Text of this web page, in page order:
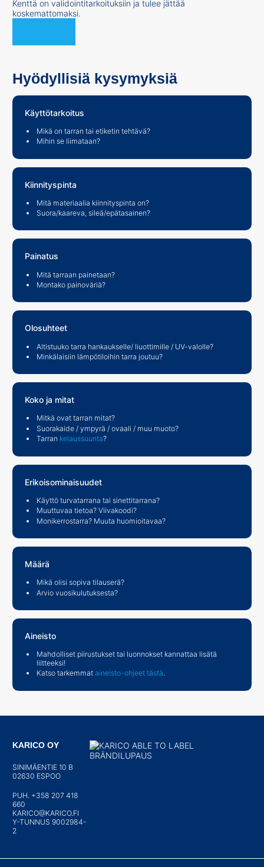
Kenttä on validointitarkoituksiin ja tulee jättää
koskemattomaksi.
Hyödyllisiä kysymyksiä
Käyttötarkoitus
Mikä on tarran tai etiketin tehtävä?
Mihin se liimataan?
Kiinnityspinta
Mitä materiaalia kiinnityspinta on?
Suora/kaareva, sileä/epätasainen?
Painatus
Mitä tarraan painetaan?
Montako painoväriä?
Olosuhteet
Altistuuko tarra hankaukselle/ liuottimille / UV-valolle?
Minkälaisiin lämpötiloihin tarra joutuu?
Koko ja mitat
Mitkä ovat tarran mitat?
Suorakaide / ympyrä / ovaali / muu muoto?
Tarran kelaussuunta?
Erikoisominaisuudet
Käyttö turvatarrana tai sinettitarrana?
Muuttuvaa tietoa? Viivakoodi?
Monikerrostarra? Muuta huomioitavaa?
Määrä
Mikä olisi sopiva tilauserä?
Arvio vuosikulutuksesta?
Aineisto
Mahdolliset piirustukset tai luonnokset kannattaa lisätä
liitteeksi!
Katso tarkemmat aineisto-ohjeet tästä.
KARICO OY
SINIMÄENTIE 10 B
02630 ESPOO
PUH. +358 207 418
660
KARICO@KARICO.FI
Y-TUNNUS 9002984-
2